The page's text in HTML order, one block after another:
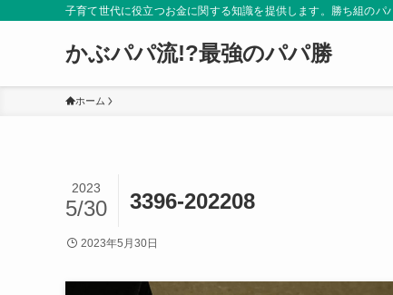
子育て世代に役立つお金に関する知識を提供します。勝ち組のパ
かぶパパ流!?最強のパパ勝
ホーム
3396-202208
2023
5/30
2023年5月30日